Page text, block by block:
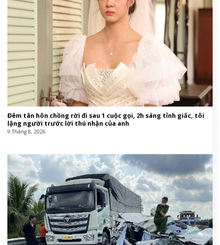
Đêm tân hôn chồng rời đi sau 1 cuộc gọi, 2h sáng tỉnh giấc, tôi
lặng người trước lời thú nhận của anh
9 Tháng 8, 2026